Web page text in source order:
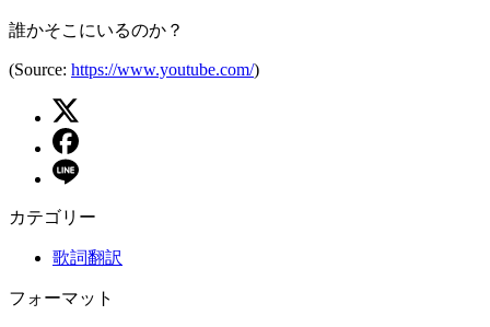
誰かそこにいるのか？
(Source: https://www.youtube.com/)
カテゴリー
歌詞翻訳
フォーマット